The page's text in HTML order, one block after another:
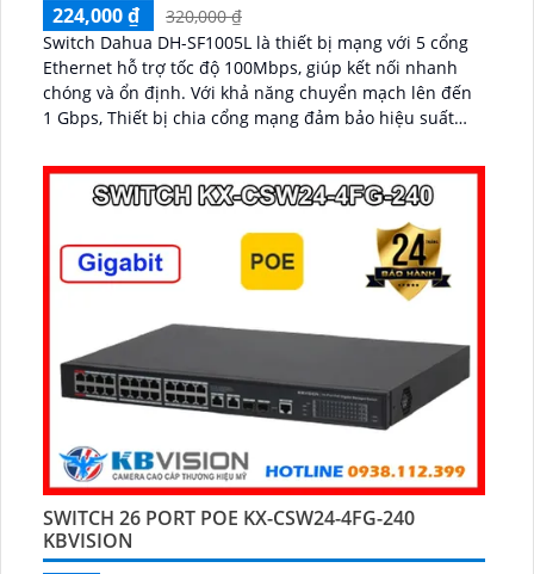
224,000 ₫
320,000 ₫
Switch Dahua DH-SF1005L là thiết bị mạng với 5 cổng
Ethernet hỗ trợ tốc độ 100Mbps, giúp kết nối nhanh
chóng và ổn định. Với khả năng chuyển mạch lên đến
1 Gbps, Thiết bị chia cổng mạng đảm bảo hiệu suất
SWITCH 26 PORT POE KX-CSW24-4FG-240
KBVISION